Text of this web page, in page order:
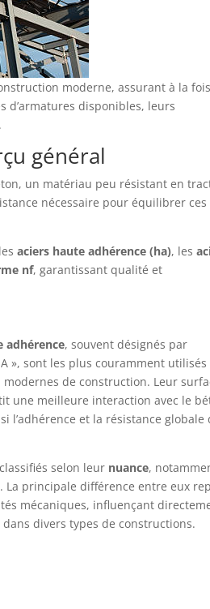
moderne, assurant à la
d’armatures disponibles, leurs
général
un matériau peu résistant en
nécessaire pour équilibrer ces
aciers haute adhérence (ha), les
nf, garantissant qualité et
adhérence, souvent désignés par
», sont les plus couramment utilisés
de construction. Leur
une meilleure interaction avec le
l’adhérence et la résistance globale
selon leur nuance,
. La principale différence entre eux
mécaniques, influençant
divers types de constructions.